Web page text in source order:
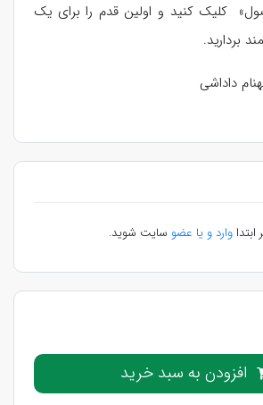
کلیک کنید و اولین قدم را برای یک
بردارید.
داداشی
وارد و یا عضو سایت شوید.
افزودن به سبد خرید